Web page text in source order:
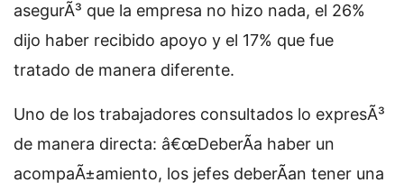
asegurÃ³ que la empresa no hizo nada, el 26%
dijo haber recibido apoyo y el 17% que fue
tratado de manera diferente.
Uno de los trabajadores consultados lo expresÃ³
de manera directa: â€œDeberÃ­a haber un
acompaÃ±amiento, los jefes deberÃ­an tener una